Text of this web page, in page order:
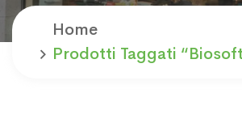
Home
Prodotti Taggati